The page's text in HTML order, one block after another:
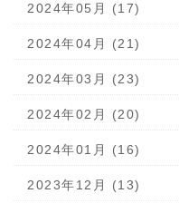
2024年05月 (17)
2024年04月 (21)
2024年03月 (23)
2024年02月 (20)
2024年01月 (16)
2023年12月 (13)